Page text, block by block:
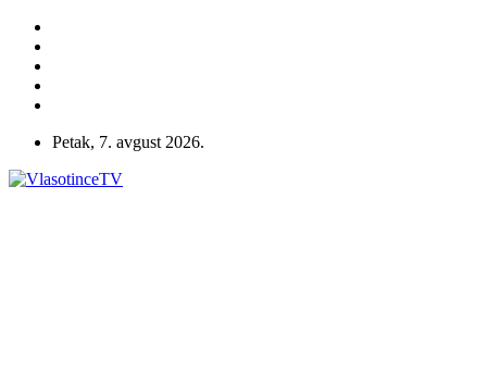
Petak, 7. avgust 2026.